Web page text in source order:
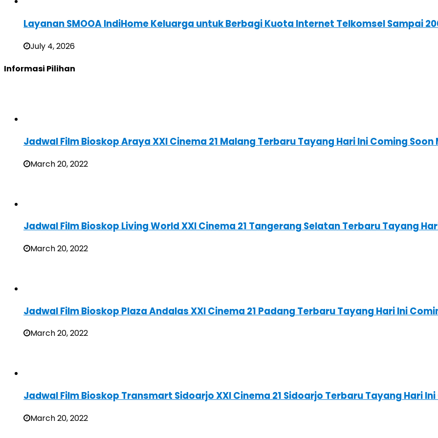
Layanan SMOOA IndiHome Keluarga untuk Berbagi Kuota Internet Telkomsel Sampai
July 4, 2026
Informasi Pilihan
Jadwal Film Bioskop Araya XXI Cinema 21 Malang Terbaru Tayang Hari Ini Coming Soon
March 20, 2022
Jadwal Film Bioskop Living World XXI Cinema 21 Tangerang Selatan Terbaru Tayang
March 20, 2022
Jadwal Film Bioskop Plaza Andalas XXI Cinema 21 Padang Terbaru Tayang Hari Ini
March 20, 2022
Jadwal Film Bioskop Transmart Sidoarjo XXI Cinema 21 Sidoarjo Terbaru Tayang Hari
March 20, 2022